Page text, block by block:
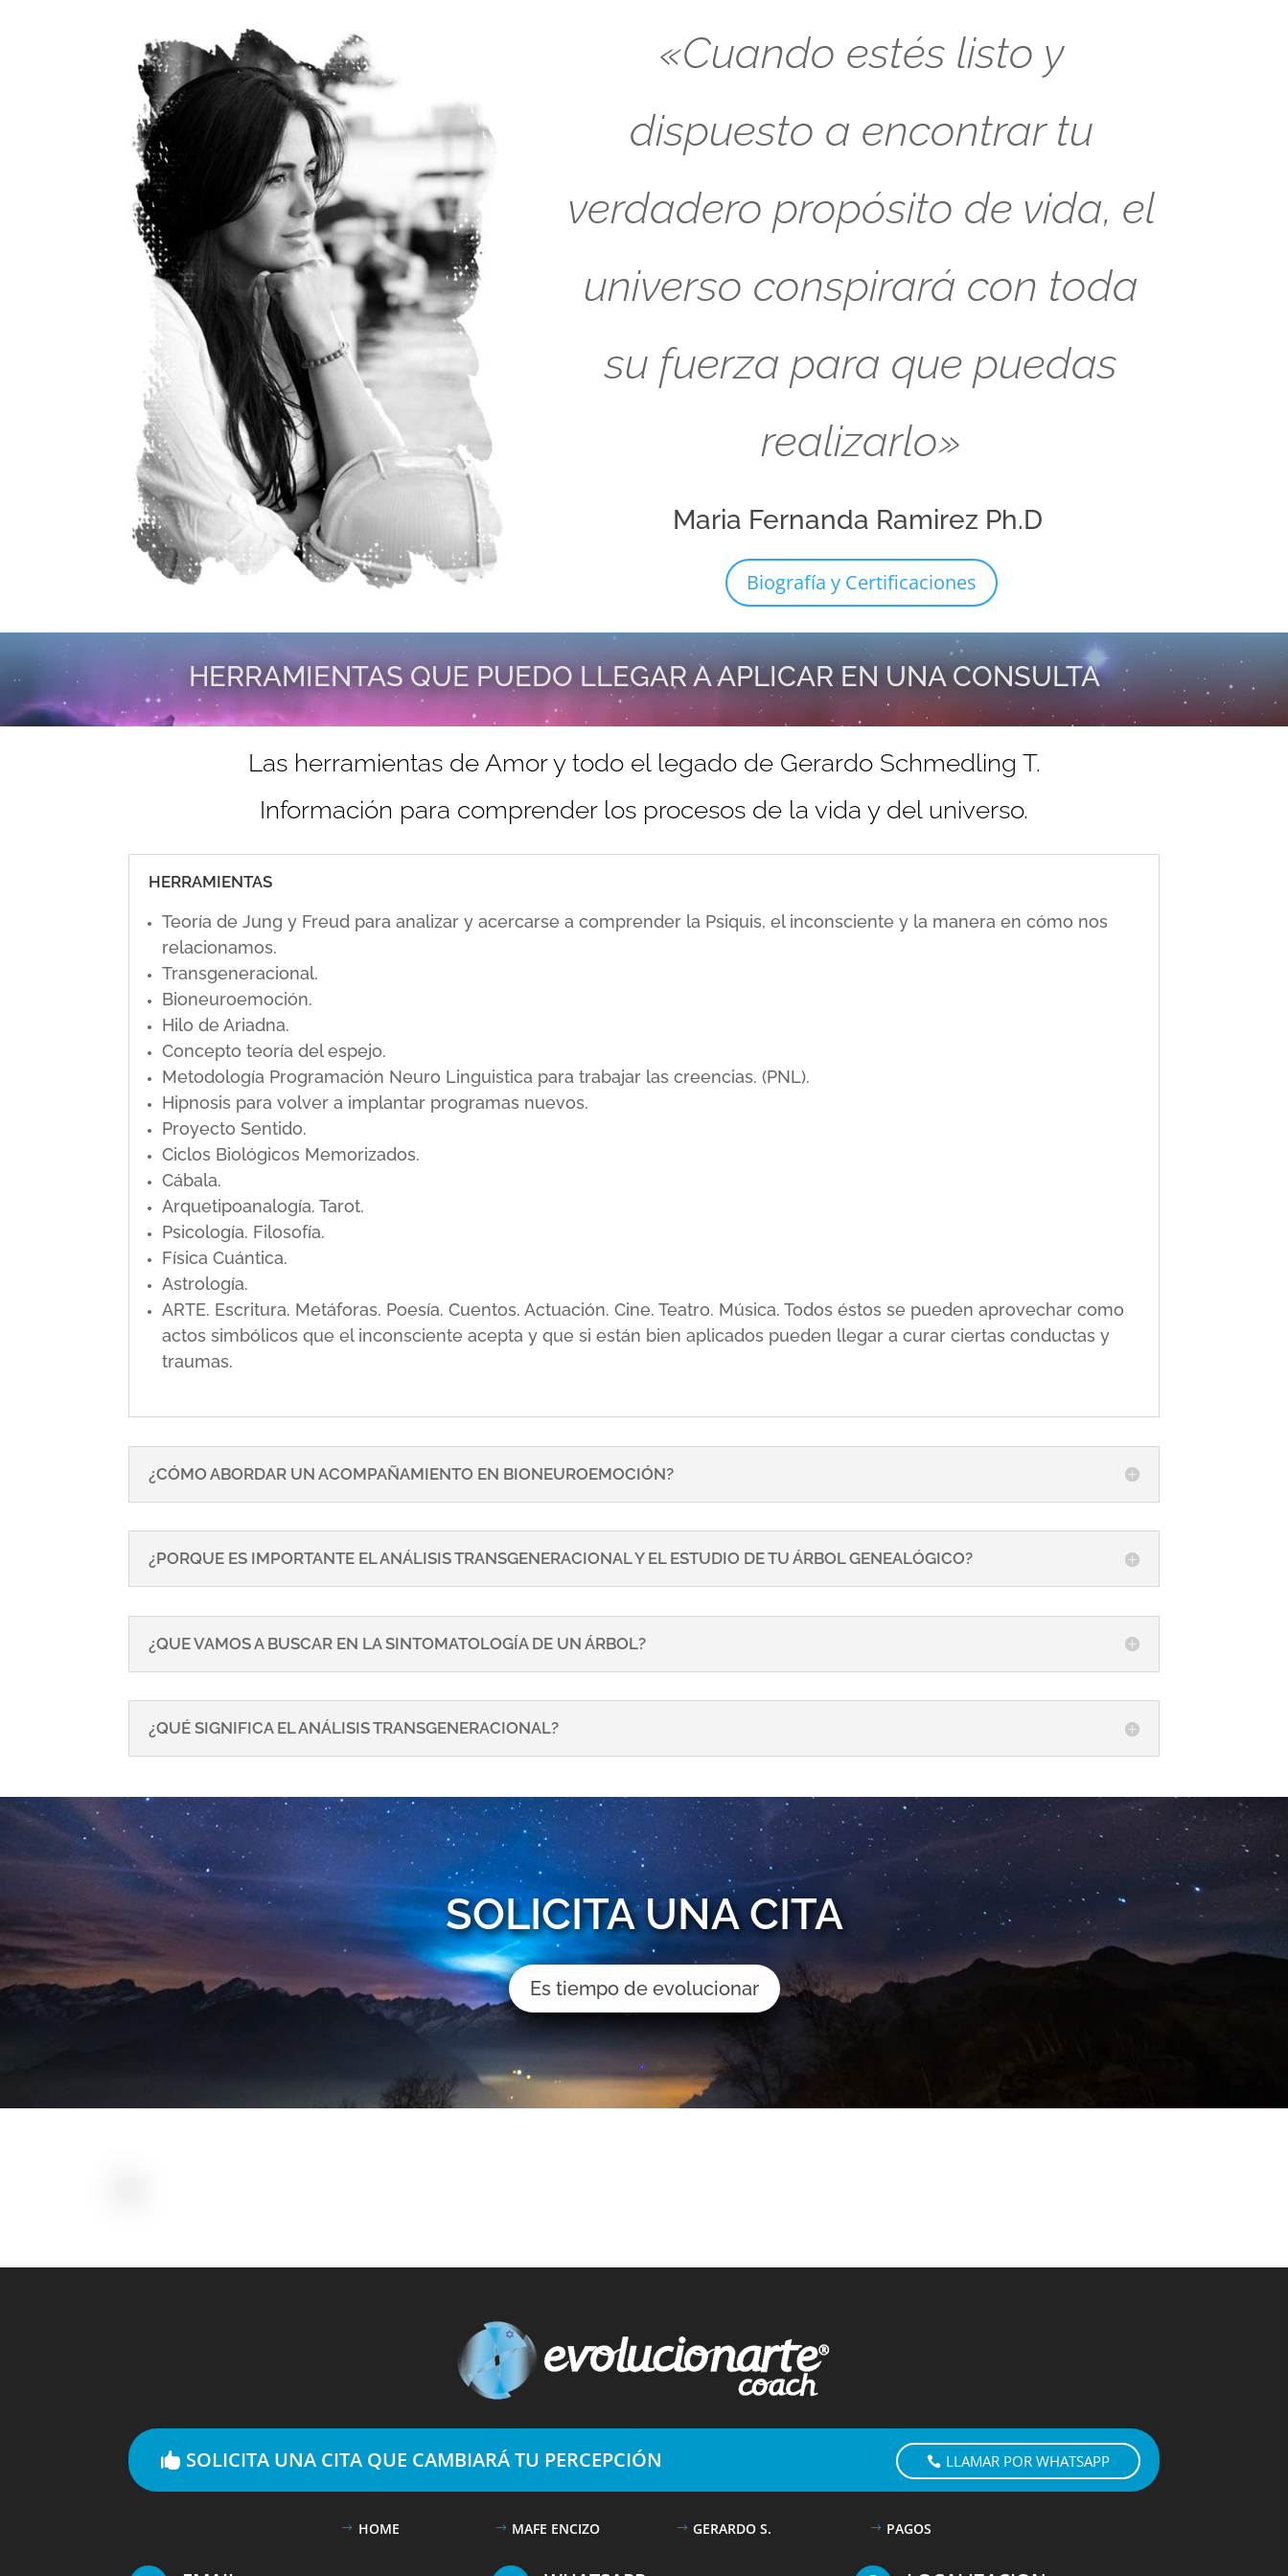
«Cuando estés listo y
dispuesto a encontrar tu
verdadero propósito de vida, el
universo conspirará con toda
su fuerza para que puedas
realizarlo»
Maria Fernanda Ramirez Ph.D
Biografía y Certificaciones
HERRAMIENTAS QUE PUEDO LLEGAR A APLICAR EN UNA CONSULTA
Las herramientas de Amor y todo el legado de Gerardo Schmedling T.
Información para comprender los procesos de la vida y del universo.
HERRAMIENTAS
Teoría de Jung y Freud para analizar y acercarse a comprender la Psiquis, el inconsciente y la manera en cómo nos
relacionamos.
Transgeneracional.
Bioneuroemoción.
Hilo de Ariadna.
Concepto teoría del espejo.
Metodología Programación Neuro Linguistica para trabajar las creencias. (PNL).
Hipnosis para volver a implantar programas nuevos.
Proyecto Sentido.
Ciclos Biológicos Memorizados.
Cábala.
Arquetipoanalogía. Tarot.
Psicología. Filosofía.
Física Cuántica.
Astrología.
ARTE. Escritura. Metáforas. Poesía. Cuentos. Actuación. Cine. Teatro. Música. Todos éstos se pueden aprovechar como
actos simbólicos que el inconsciente acepta y que si están bien aplicados pueden llegar a curar ciertas conductas y
traumas.
¿CÓMO ABORDAR UN ACOMPAÑAMIENTO EN BIONEUROEMOCIÓN?
¿PORQUE ES IMPORTANTE EL ANÁLISIS TRANSGENERACIONAL Y EL ESTUDIO DE TU ÁRBOL GENEALÓGICO?
¿QUE VAMOS A BUSCAR EN LA SINTOMATOLOGÍA DE UN ÁRBOL?
¿QUÉ SIGNIFICA EL ANÁLISIS TRANSGENERACIONAL?
SOLICITA UNA CITA
Es tiempo de evolucionar
SOLICITA UNA CITA QUE CAMBIARÁ TU PERCEPCIÓN LLAMAR POR WHATSAPP
HOME MAFE ENCIZO GERARDO S. PAGOS